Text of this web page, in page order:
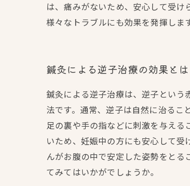
は、痛みがないため、安心して受
様々なトラブルにも効果を発揮しま
鍼灸による逆子治療の効果とは
鍼灸による逆子治療は、逆子とい
法です。通常、逆子は自然に治るこ
足の裏や手の指などに刺激を与え
いため、妊娠中の方にも安心して
んがお腹の中で安定した姿勢をと
てみてはいかがでしょうか。